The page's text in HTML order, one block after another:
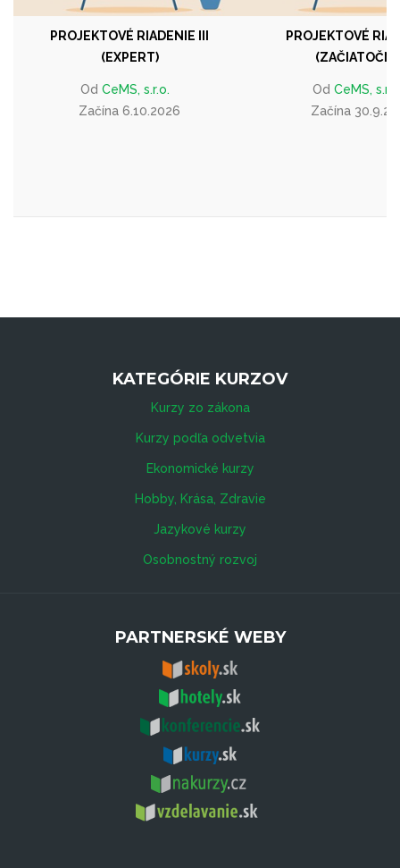
PROJEKTOVÉ RIADENIE III
(EXPERT)
Od CeMS, s.r.o.
Začína 6.10.2026
PROJEKTOVÉ
Od CeMS,
Začína
KATEGÓRIE KURZOV
Kurzy zo zákona
Kurzy podľa odvetvia
Ekonomické kurzy
Hobby, Krása, Zdravie
Jazykové kurzy
Osobnostný rozvoj
PARTNERSKÉ WEBY